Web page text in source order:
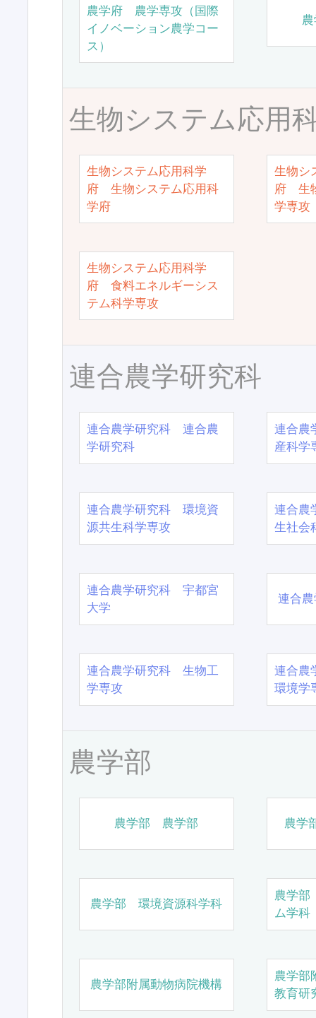
農学府 農学専攻（国際
イノベーション農学コー
ス）
生物システム応用
生物システム応用科学
府 生物システム応用科
学府
生物シ
府 生
学専攻
生物システム応用科学
府 食料エネルギーシス
テム科学専攻
連合農学研究科
連合農学研究科 連合農
学研究科
連合農
産科学
連合農学研究科 環境資
源共生科学専攻
連合農
生社会
連合農学研究科 宇都宮
大学
連合
連合農学研究科 生物工
学専攻
連合農
環境学
農学部
農学部 農学部 農学
農学部 環境資源科学科
農学
ム学科
農学部附属動物病院機構
農学部
教育研